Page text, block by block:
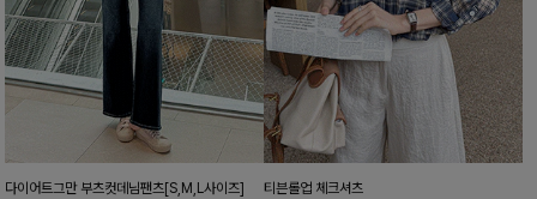
다이어트그만 부츠컷데님팬츠[S,M,L사이즈] 티븐롤업 체크셔츠